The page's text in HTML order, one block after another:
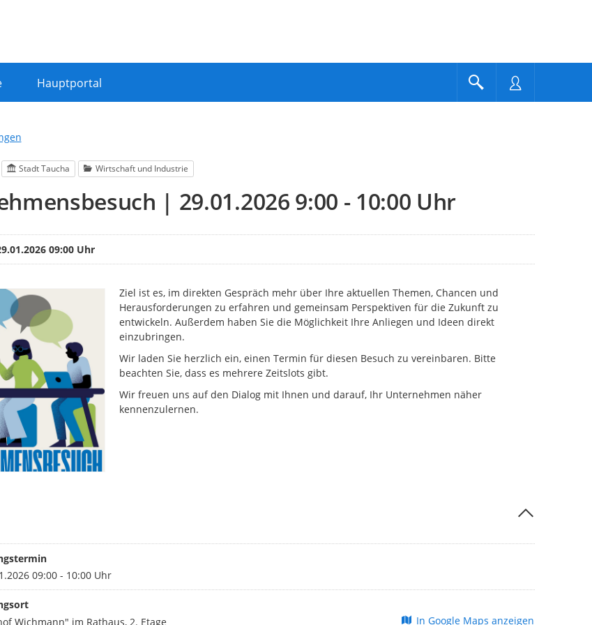
Hauptportal
Stadt Taucha Wirtschaft und Industrie
| 29.01.2026 9:00 - 10:00 Uhr
09:00 Uhr
Ziel ist es, im direkten Gespräch mehr über Ihre aktuellen Themen, Chancen und
Herausforderungen zu erfahren und gemeinsam Perspektiven für die Zukunft zu
entwickeln. Außerdem haben Sie die Möglichkeit Ihre Anliegen und Ideen direkt
einzubringen.
Wir laden Sie herzlich ein, einen Termin für diesen Besuch zu vereinbaren. Bitte
beachten Sie, dass es mehrere Zeitslots gibt.
Wir freuen uns auf den Dialog mit Ihnen und darauf, Ihr Unternehmen näher
kennenzulernen.
09:00 - 10:00 Uhr
Wichmann" im Rathaus, 2. Etage
In Google Maps anzeigen